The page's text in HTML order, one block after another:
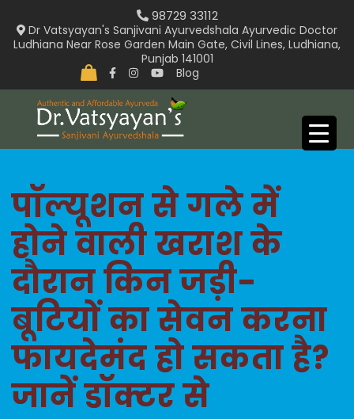
content
98729 33112
Dr Vatsyayan's Sanjivani Ayurvedshala Ayurvedic Doctor
Ludhiana Near Rose Garden Main Gate, Civil Lines, Ludhiana,
Punjab 141001
Blog
पॉल्यूशन से गले में
होने वाली खराश के
दौरान किन जड़ी-
बूटियों का सेवन करना
फायदेमंद हो सकता है?
जानें डॉक्टर से